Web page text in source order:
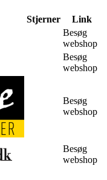
Stjerner
Link
Besøg
webshop
Besøg
webshop
Besøg
webshop
Besøg
webshop